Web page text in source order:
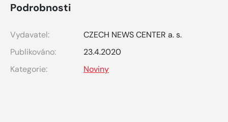
Podrobnosti
Vydavatel:
CZECH NEWS CENTER a. s.
Publikováno:
23.4.2020
Kategorie:
Noviny